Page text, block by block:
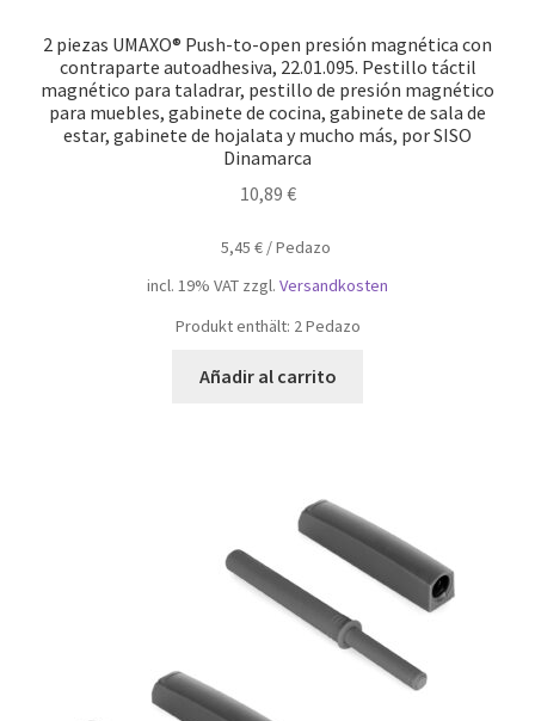
2 piezas UMAXO® Push-to-open presión magnética con
contraparte autoadhesiva, 22.01.095. Pestillo táctil
magnético para taladrar, pestillo de presión magnético
para muebles, gabinete de cocina, gabinete de sala de
estar, gabinete de hojalata y mucho más, por SISO
Dinamarca
10,89 €
5,45€ /Pedazo
incl. 19% VAT zzgl. Versandkosten
Produkt enthält: 2Pedazo
Añadir al carrito